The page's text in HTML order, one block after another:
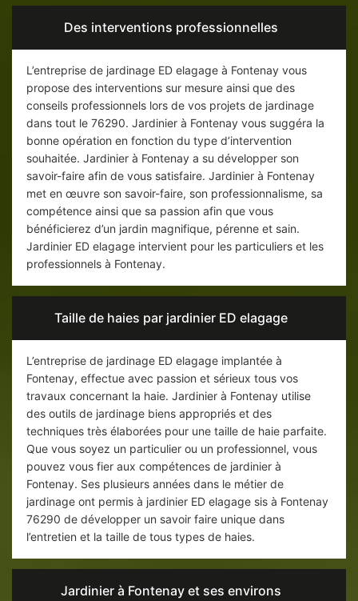
Des interventions professionnelles
L’entreprise de jardinage ED elagage à Fontenay vous
propose des interventions sur mesure ainsi que des
conseils professionnels lors de vos projets de jardinage
dans tout le 76290. Jardinier à Fontenay vous suggéra la
bonne opération en fonction du type d’intervention
souhaitée. Jardinier à Fontenay a su développer son
savoir-faire afin de vous satisfaire. Jardinier à Fontenay
met en œuvre son savoir-faire, son professionnalisme, sa
compétence ainsi que sa passion afin que vous
bénéficierez d’un jardin magnifique, pérenne et sain.
Jardinier ED elagage intervient pour les particuliers et les
professionnels à Fontenay.
Taille de haies par jardinier ED elagage
L’entreprise de jardinage ED elagage implantée à
Fontenay, effectue avec passion et sérieux tous vos
travaux concernant la haie. Jardinier à Fontenay utilise
des outils de jardinage biens appropriés et des
techniques très élaborées pour une taille de haie parfaite.
Que vous soyez un particulier ou un professionnel, vous
pouvez vous fier aux compétences de jardinier à
Fontenay. Ses plusieurs années dans le métier de
jardinage ont permis à jardinier ED elagage sis à Fontenay
76290 de développer un savoir faire unique dans
l’entretien et la taille de tous types de haies.
Jardinier à Fontenay et ses environs